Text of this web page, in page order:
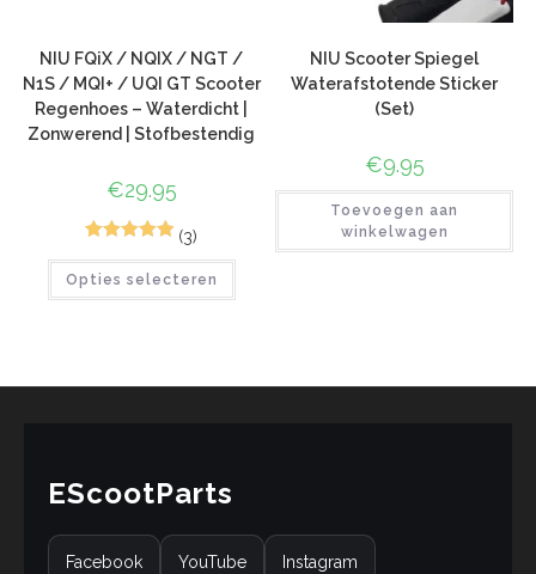
NIU FQiX / NQIX / NGT /
N1S / MQI+ / UQI GT Scooter
Regenhoes – Waterdicht |
Zonwerend | Stofbestendig
€29.95
5.00op 5
n
(3)
Opties selecteren
NIU Scooter Spiegel
Waterafstotende Sticker
(Set)
€9.95
Toevoegen aan
winkelwagen
EScootParts
Facebook YouTube Instagram